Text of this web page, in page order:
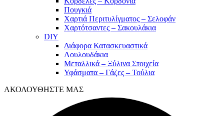
Πουγκιά
Χαρτιά Περιτυλίγματος – Σελοφάν
Χαρτότσαντες – Σακουλάκια
DIY
Διάφορα Κατασκευαστικά
Λουλουδάκια
Μεταλλικά – Ξύλινα Στοιχεία
Υφάσματα – Γάζες – Τούλια
ΑΚΟΛΟΥΘΗΣΤΕ ΜΑΣ